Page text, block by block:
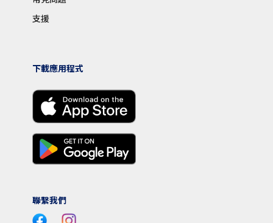
支援
下載應用程式
聯繫我們